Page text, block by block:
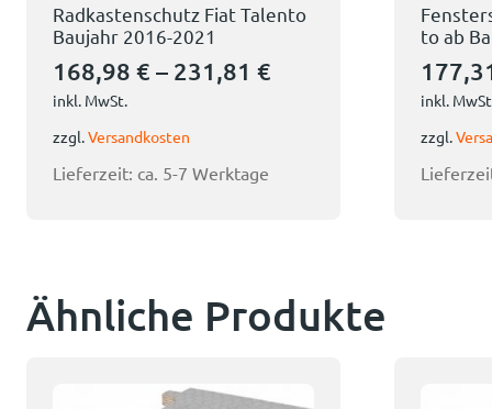
Radkastenschutz Fiat Talento
Baujahr 2016-2021
168,98 € – 231,81 €
inkl. MwSt.
zzgl.Versandkosten
Lieferzeit: ca. 5-7 Werktage
to ab
inkl.
zzgl.
Ähnliche Produkte